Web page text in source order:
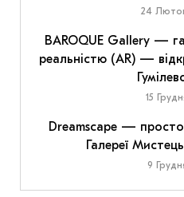
24
BAROQUE Gallery —
реальністю (AR) —
15
Dreamscape —
Галереї
9